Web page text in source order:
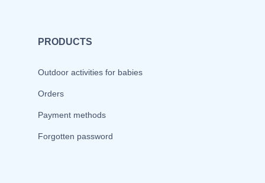
PRODUCTS
Outdoor activities for babies
Orders
Payment methods
Forgotten password